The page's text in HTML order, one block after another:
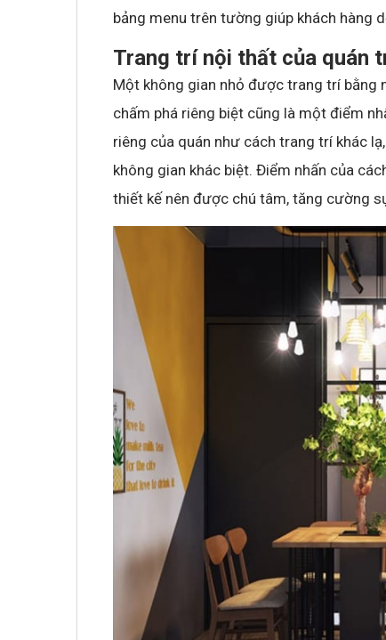
bảng menu trên tường giúp khách hàng
Trang trí nội thất của quán
Một không gian nhỏ được trang trí bằng
chấm phá riêng biệt cũng là một điểm
riêng của quán như cách trang trí khác
không gian khác biệt. Điểm nhấn của
thiết kế nên được chú tâm, tăng cường